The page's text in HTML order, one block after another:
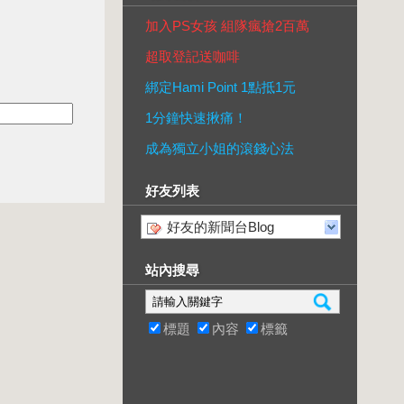
加入PS女孩 組隊瘋搶2百萬
超取登記送咖啡
綁定Hami Point 1點抵1元
1分鐘快速揪痛！
成為獨立小姐的滾錢心法
好友列表
好友的新聞台Blog
站內搜尋
標題 內容 標籤